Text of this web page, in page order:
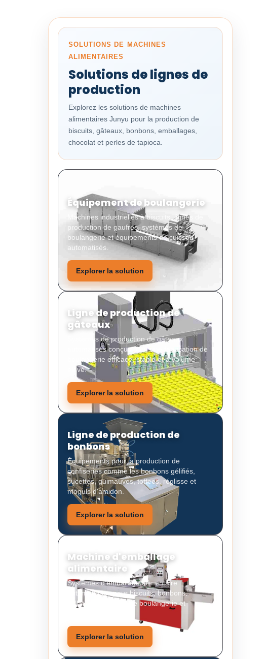
SOLUTIONS DE MACHINES
ALIMENTAIRES
Solutions de lignes de
production
Explorez les solutions de machines
alimentaires Junyu pour la production de
biscuits, gâteaux, bonbons, emballages,
chocolat et perles de tapioca.
Équipement de boulangerie
Machines industrielles à biscuits, lignes de
production de gaufres, systèmes de
boulangerie et équipements de cuisson
automatisés.
Explorer la solution
Ligne de production de
gâteaux
Systèmes de production de gâteaux
automatisés conçus pour une fabrication de
boulangerie efficace, stable et à volume
élevé.
Explorer la solution
Ligne de production de
bonbons
Équipements pour la production de
confiseries comme les bonbons gélifiés,
sucettes, guimauves, toffees, réglisse et
moguls d'amidon.
Explorer la solution
Machine d'emballage
alimentaire
Systèmes d'emballage alimentaire
automatiques pour biscuits, bonbons,
collations, produits de boulangerie et
Explorer la solution